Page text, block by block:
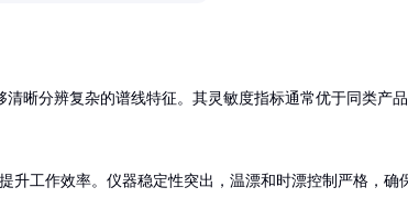
晰分辨复杂的谱线特征。其灵敏度指标通常优于同类产品
升工作效率。仪器稳定性突出，温漂和时漂控制严格，确